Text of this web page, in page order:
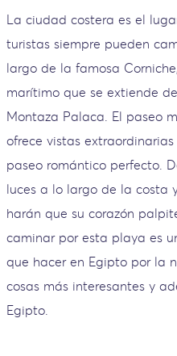
La ciudad costera es el
turistas siempre pueden
largo de la famosa
marítimo que se extiende
Montaza Palaca. El paseo
ofrece vistas
paseo romántico perfecto.
luces a lo largo de la costa
harán que su corazón
caminar por esta playa es
que hacer en Egipto por la
cosas más interesantes y
Egipto.